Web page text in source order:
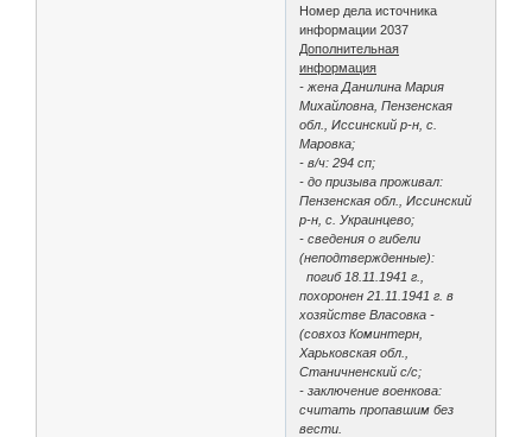
Номер дела источника
информации 2037
Дополнительная
информация
- жена Данилина Мария
Михайловна, Пензенская
обл., Иссинский р-н, с.
Маровка;
- в/ч: 294 сп;
- до призыва проживал:
Пензенская обл., Иссинский
р-н, с. Украинцево;
- сведения о гибели
(неподтвержденные):
погиб 18.11.1941 г.,
похоронен 21.11.1941 г. в
хозяйстве Власовка -
(совхоз Коминтерн,
Харьковская обл.,
Станичненский с/с;
- заключение военкова:
считать пропавшим без
вести.